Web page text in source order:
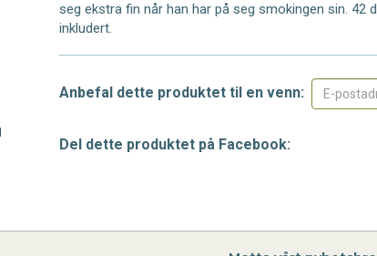
seg ekstra fin når han har på seg smokingen sin. 42
inkludert.
Anbefal dette produktet til en venn:
Del dette produktet på Facebook: